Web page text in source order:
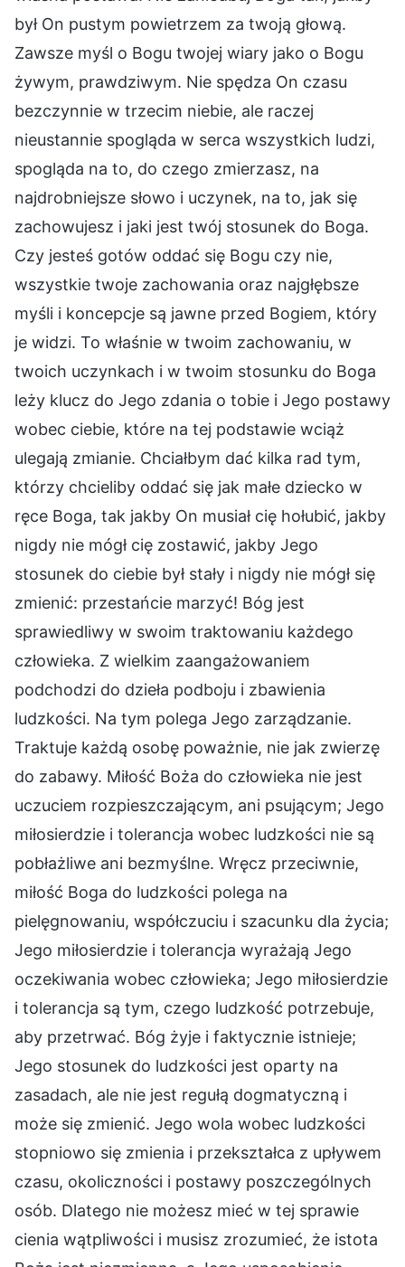
był On pustym powietrzem za twoją głową.
Zawsze myśl o Bogu twojej wiary jako o Bogu
żywym, prawdziwym. Nie spędza On czasu
bezczynnie w trzecim niebie, ale raczej
nieustannie spogląda w serca wszystkich ludzi,
spogląda na to, do czego zmierzasz, na
najdrobniejsze słowo i uczynek, na to, jak się
zachowujesz i jaki jest twój stosunek do Boga.
Czy jesteś gotów oddać się Bogu czy nie,
wszystkie twoje zachowania oraz najgłębsze
myśli i koncepcje są jawne przed Bogiem, który
je widzi. To właśnie w twoim zachowaniu, w
twoich uczynkach i w twoim stosunku do Boga
leży klucz do Jego zdania o tobie i Jego postawy
wobec ciebie, które na tej podstawie wciąż
ulegają zmianie. Chciałbym dać kilka rad tym,
którzy chcieliby oddać się jak małe dziecko w
ręce Boga, tak jakby On musiał cię hołubić, jakby
nigdy nie mógł cię zostawić, jakby Jego
stosunek do ciebie był stały i nigdy nie mógł się
zmienić: przestańcie marzyć! Bóg jest
sprawiedliwy w swoim traktowaniu każdego
człowieka. Z wielkim zaangażowaniem
podchodzi do dzieła podboju i zbawienia
ludzkości. Na tym polega Jego zarządzanie.
Traktuje każdą osobę poważnie, nie jak zwierzę
do zabawy. Miłość Boża do człowieka nie jest
uczuciem rozpieszczającym, ani psującym; Jego
miłosierdzie i tolerancja wobec ludzkości nie są
pobłażliwe ani bezmyślne. Wręcz przeciwnie,
miłość Boga do ludzkości polega na
pielęgnowaniu, współczuciu i szacunku dla życia;
Jego miłosierdzie i tolerancja wyrażają Jego
oczekiwania wobec człowieka; Jego miłosierdzie
i tolerancja są tym, czego ludzkość potrzebuje,
aby przetrwać. Bóg żyje i faktycznie istnieje;
Jego stosunek do ludzkości jest oparty na
zasadach, ale nie jest regułą dogmatyczną i
może się zmienić. Jego wola wobec ludzkości
stopniowo się zmienia i przekształca z upływem
czasu, okoliczności i postawy poszczególnych
osób. Dlatego nie możesz mieć w tej sprawie
cienia wątpliwości i musisz zrozumieć, że istota